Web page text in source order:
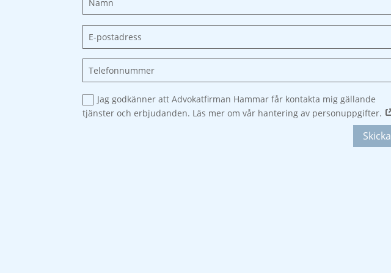
Jag godkänner att Advokatfirman Hammar får kontakta mig gällande
tjänster och erbjudanden. Läs mer om vår hantering av personuppgifter.
Skicka